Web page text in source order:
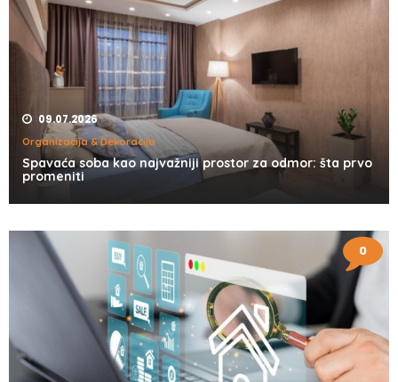
09.07.2026
Organizacija & Dekoracija
Spavaća soba kao najvažniji prostor za odmor: šta prvo
promeniti
0